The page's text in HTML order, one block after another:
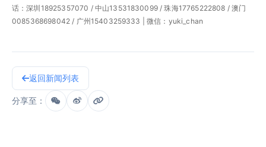
话：深圳18925357070 / 中山13531830099 / 珠海17765222808 / 澳门
0085368698042 / 广州15403259333 | 微信：yuki_chan
返回新闻列表
分享至：